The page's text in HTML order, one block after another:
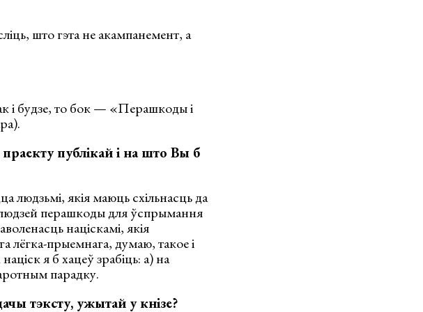
што гэта не акампанемент, а
і будзе, то бок — «Перашкоды і
публікай і на што Вы б
якія маюць схільнасць да
перашкоды для ўспрымання
націскамі, якія
лёгка-прыемнага, думаю, такое і
я б хацеў зрабіць: а) на
парадку.
тэксту, ужытай у кнізе?